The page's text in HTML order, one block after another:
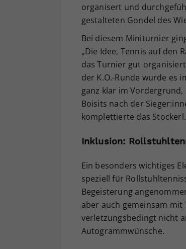
organisert und
gestalteten Gondel des
Bei diesem Miniturnier
„Die Idee, Tennis auf den
das Turnier gut
der K.O.-Runde wurde es
ganz klar im Vordergrund,
Boisits nach der
komplettierte das Stockerl.
Inklusion:
Ein besonders wichtiges
speziell für
Begeisterung
aber auch gemeinsam
verletzungsbedingt nicht
Autogrammwünsche.